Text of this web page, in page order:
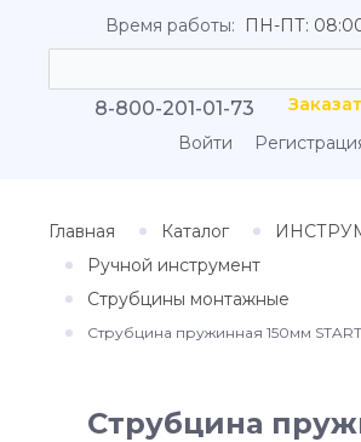
Время работы: ПН-ПТ:
8-800-201-01-73
Войти
Главная Каталог
Ручной инструмент
Струбцины монтажные
Струбцина пружинная 150мм
Струбцина